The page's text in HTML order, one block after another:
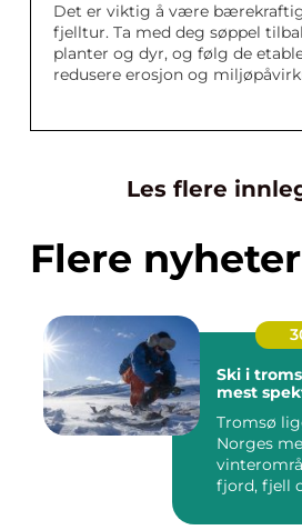
Det er viktig å være
fjelltur. Ta med deg søppel
planter og dyr, og følg de
redusere erosjon og
Les flere
Flere nyheter
Ski i
mest
Tromsø
Norges
fjord, fjell